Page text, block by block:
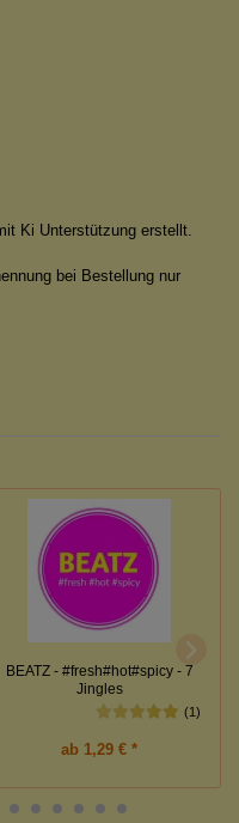
Ki Unterstützung erstellt.
bei Bestellung nur
BEATZ - #fresh#hot#spicy - 7
Jingles
(1)
ab 1,29 € *